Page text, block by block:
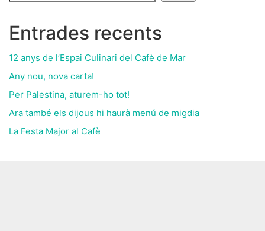
Entrades recents
12 anys de l’Espai Culinari del Cafè de Mar
Any nou, nova carta!
Per Palestina, aturem-ho tot!
Ara també els dijous hi haurà menú de migdia
La Festa Major al Cafè